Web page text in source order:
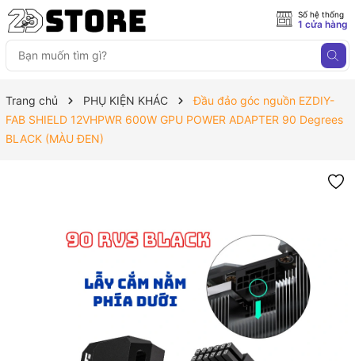
Số hệ thống
1 cửa hàng
Trang chủ PHỤ KIỆN KHÁC
Đầu đảo góc nguồn EZDIY-
FAB SHIELD 12VHPWR 600W GPU POWER ADAPTER 90 Degrees
BLACK (MÀU ĐEN)